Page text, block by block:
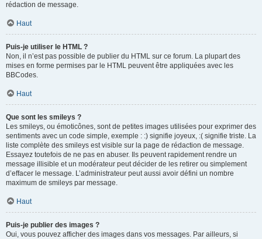
rédaction de message.
Haut
Puis-je utiliser le HTML ?
Non, il n’est pas possible de publier du HTML sur ce forum. La plupart des
mises en forme permises par le HTML peuvent être appliquées avec les
BBCodes.
Haut
Que sont les smileys ?
Les smileys, ou émoticônes, sont de petites images utilisées pour exprimer des
sentiments avec un code simple, exemple : :) signifie joyeux, :( signifie triste. La
liste complète des smileys est visible sur la page de rédaction de message.
Essayez toutefois de ne pas en abuser. Ils peuvent rapidement rendre un
message illisible et un modérateur peut décider de les retirer ou simplement
d’effacer le message. L’administrateur peut aussi avoir défini un nombre
maximum de smileys par message.
Haut
Puis-je publier des images ?
Oui, vous pouvez afficher des images dans vos messages. Par ailleurs, si